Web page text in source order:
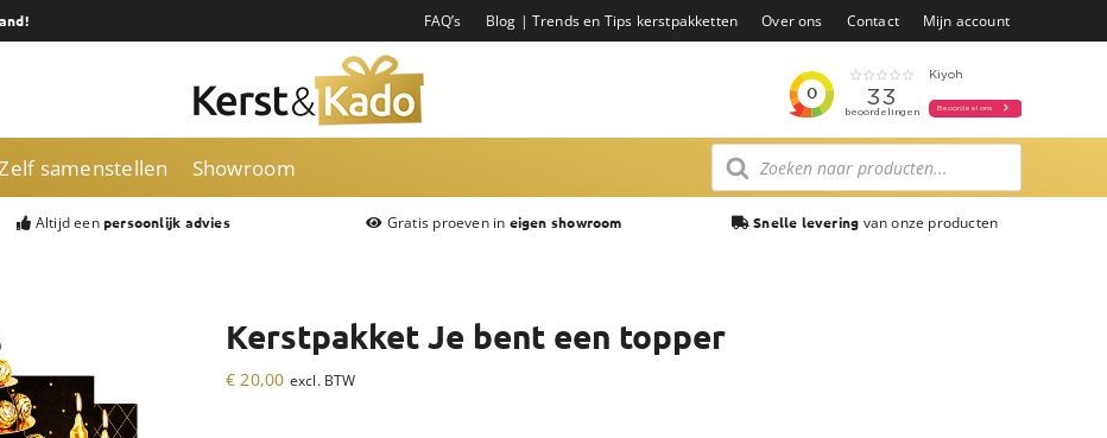
FAQ’s Blog | Trends en Tips kerstpakketten Over ons Contact Mijn account
samenstellen Showroom
Producten
zoeken
Altijd een persoonlijk advies Gratis proeven in eigen showroom Snelle levering van onze producten
Kerstpakket Je bent een topper
€ 20,00 excl. BTW